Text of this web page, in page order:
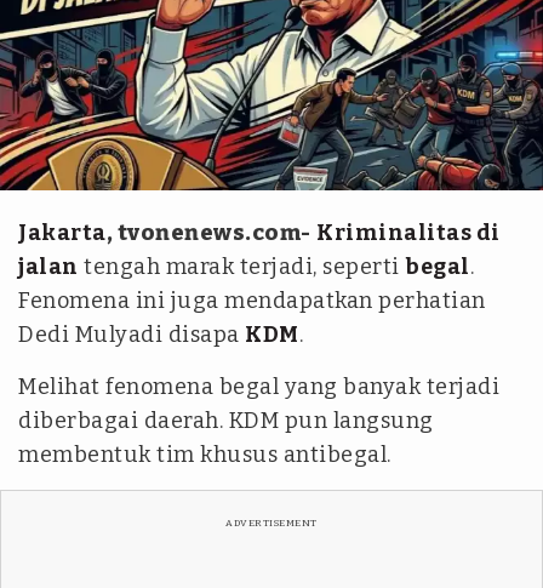
dok.kolase tvOnenews.com /Gemini AI/Jabarprov
Jakarta, tvonenews.com- Kriminalitas di
jalan tengah marak terjadi, seperti begal.
Fenomena ini juga mendapatkan perhatian
Dedi Mulyadi disapa KDM.
Melihat fenomena begal yang banyak terjadi
diberbagai daerah. KDM pun langsung
membentuk tim khusus antibegal.
ADVERTISEMENT